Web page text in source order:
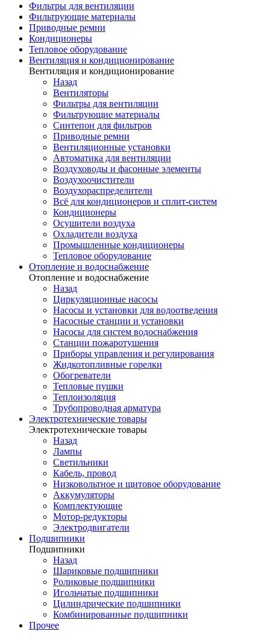
Фильтры для вентиляции
Фильтрующие материалы
Приводные ремни
Кондиционеры
Тепловое оборудование
Вентиляция и кондиционирование
Вентиляция и кондиционирование
Назад
Вентиляторы
Фильтры для вентиляции
Фильтрующие материалы
Синтепон для фильтров
Приводные ремни
Вентиляционные установки
Автоматика для вентиляции
Воздуховоды и фасонные элементы
Воздухоочистители
Воздухораспределители
Всё для кондиционеров и сплит-систем
Кондиционеры
Осушители воздуха
Охладители воздуха
Промышленные кондиционеры
Тепловое оборудование
Отопление и водоснабжение
Отопление и водоснабжение
Назад
Циркуляционные насосы
Насосы и установки для водоотведения
Насосные станции и установки
Насосы для систем водоснабжения
Станции пожаротушения
Приборы управления и регулирования
Жидкотопливные горелки
Обогреватели
Тепловые пушки
Теплоизоляция
Трубопроводная арматура
Электротехнические товары
Электротехнические товары
Назад
Лампы
Светильники
Кабель, провод
Низковольтное и щитовое оборудование
Аккумуляторы
Комплектующие
Мотор-редукторы
Электродвигатели
Подшипники
Подшипники
Назад
Шариковые подшипники
Роликовые подшипники
Игольчатые подшипники
Цилиндрические подшипники
Комбинированные подшипники
Прочее